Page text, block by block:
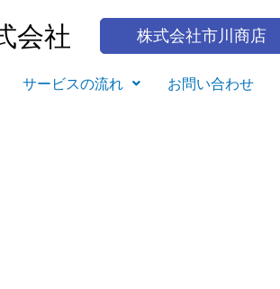
会社 株式会社市川商店
サービスの流れ お問い合わせ